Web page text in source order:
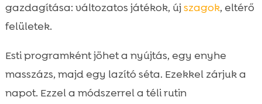
gazdagítása: változatos játékok, újszagok, eltérő
felületek.
Esti programként jöhet a nyújtás, egy enyhe
masszázs, majd egy lazító séta. Ezekkel zárjuk a
napot. Ezzel a módszerrel a téli rutin